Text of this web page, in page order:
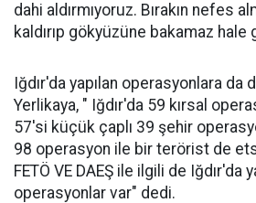
dahi aldırmıyoruz. Bırakın nefes
kaldırıp gökyüzüne bakamaz
Iğdır'da yapılan operasyonlara da
Yerlikaya, " Iğdır'da 59 kırsal
57'si küçük çaplı 39 şehir
98 operasyon ile bir terörist de
FETÖ VE DAEŞ ile ilgili de Iğdır'da
operasyonlar var" dedi.